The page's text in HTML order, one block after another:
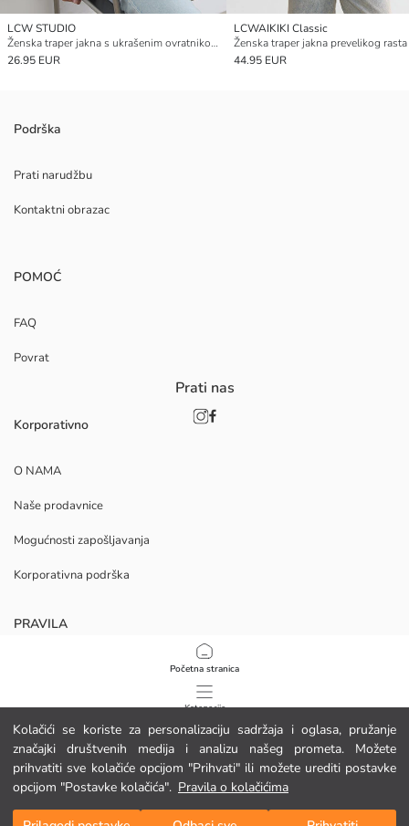
Kolačići se koriste za personalizaciju sadržaja i oglasa, pružanje
značajki društvenih medija i analizu našeg prometa. Možete
prihvatiti sve kolačiće opcijom "Prihvati" ili možete urediti postavke
opcijom "Postavke kolačića". Pravila o kolačićima
Početna stranica
Kategorije
Moja košarica
LCW STUDIO
Ženska traper jakna s ukrašenim ovratnikom košulje
26.95 EUR
LCWAIKIKI Classic
Ženska traper jakna prevelikog rasta
44.95 EUR
Podrška
Prati narudžbu
Kontaktni obrazac
POMOĆ
FAQ
Povrat
Korporativno
O NAMA
Naše prodavnice
Mogućnosti zapošljavanja
Korporativna podrška
PRAVILA
Politika privatnosti i sigurnosti podataka
Uvjeti korištenja
Politika kolačića
Preuzmite našu aplikaciju
Prati nas